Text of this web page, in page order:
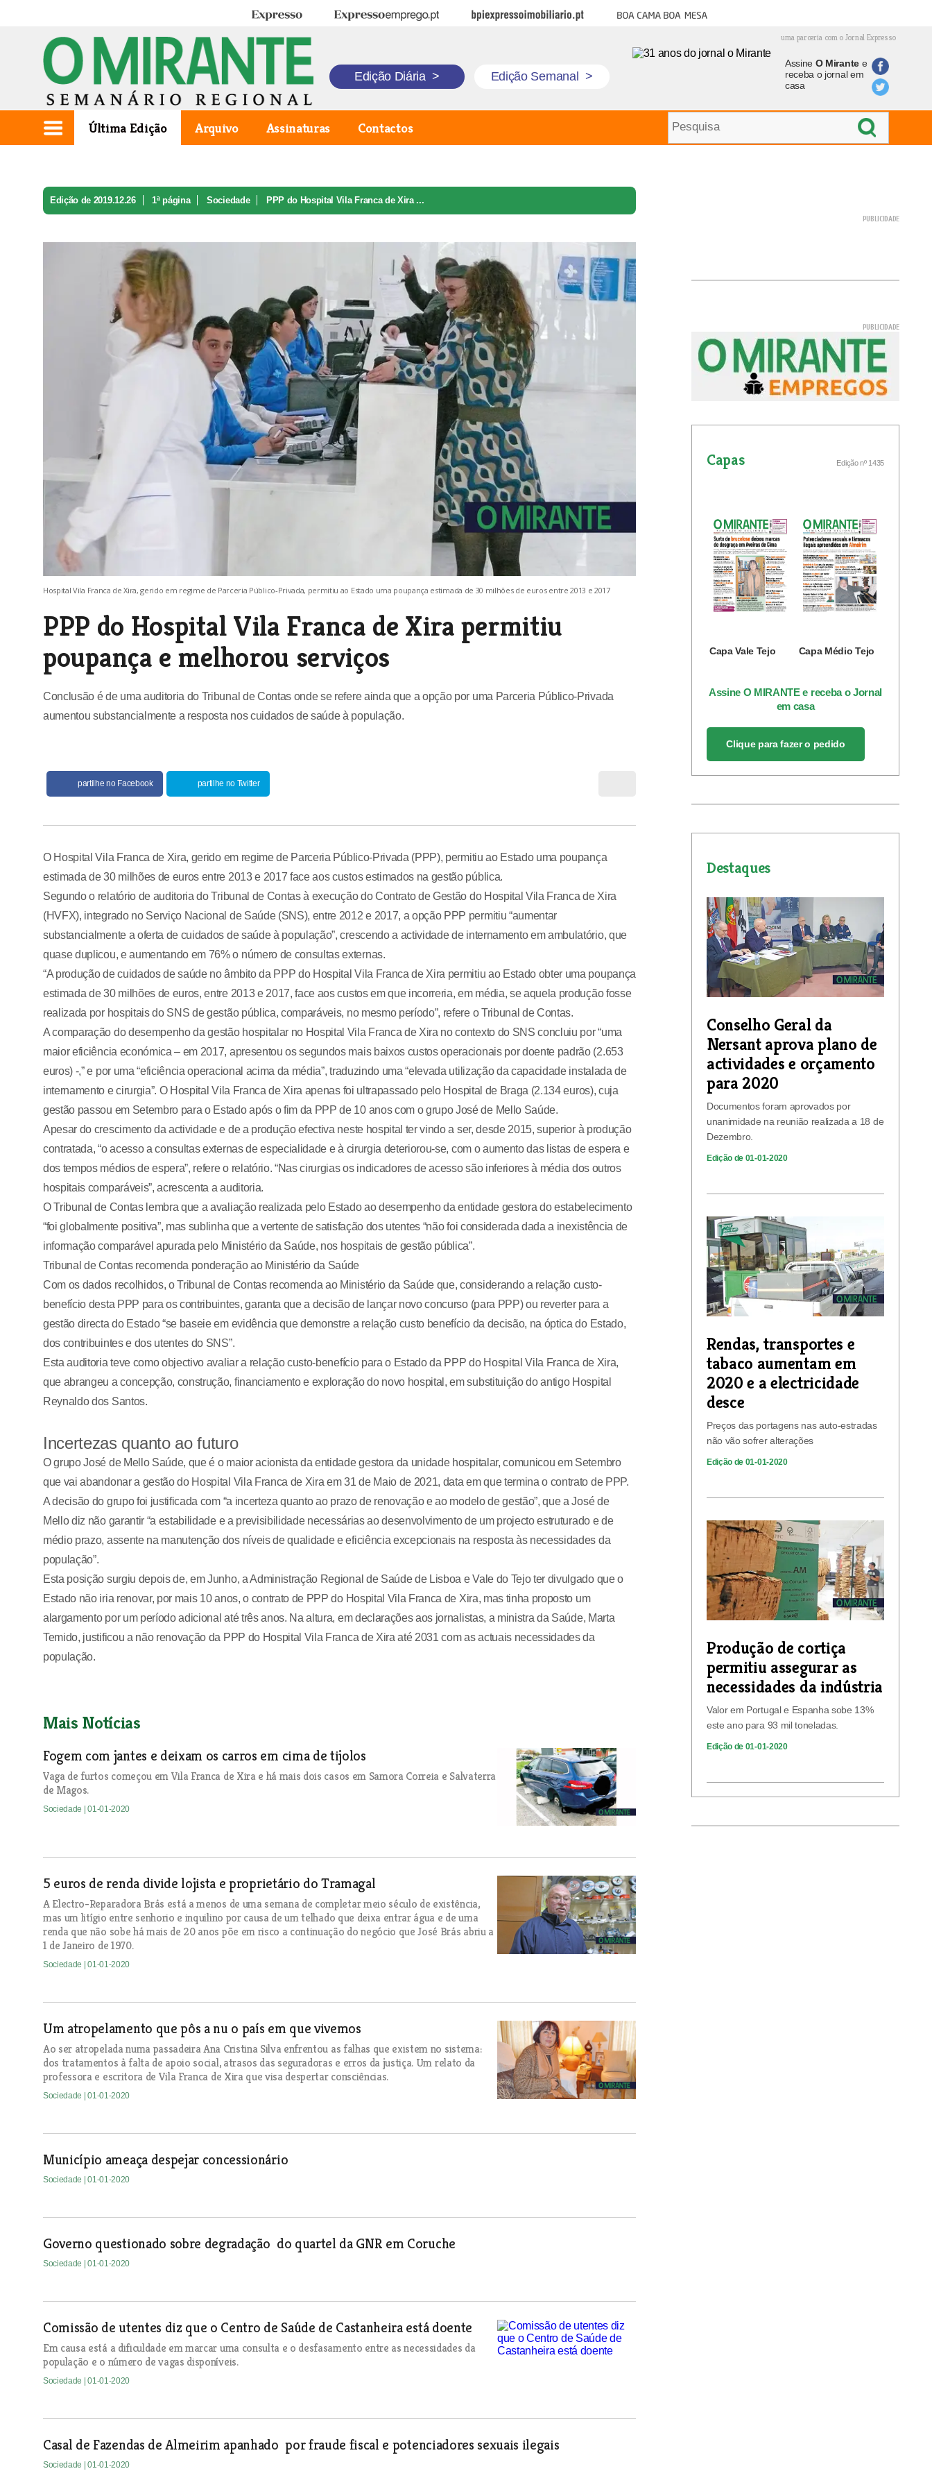
Expresso Expresso Emprego BPI Expresso Imobiliário Boa cama boa mesa
uma parceria com o Jornal Expresso
Edição Diária > Edição Semanal >
Assine O Mirantee
receba o jornal em
casa
Última Edição Arquivo Assinaturas Contactos
Edição de 2019.12.26 1ª página Sociedade PPP do Hospital Vila Franca de Xira ...
Hospital Vila Franca de Xira, gerido em regime de Parceria Público-Privada, permitiu ao Estado uma poupança estimada de 30 milhões de euros entre 2013 e 2017
PPP do Hospital Vila Franca de Xira permitiu
poupança e melhorou serviços
Conclusão é de uma auditoria do Tribunal de Contas onde se refere ainda que a opção por uma Parceria Público-Privada
aumentou substancialmente a resposta nos cuidados de saúde à população.
partilhe no Facebook partilhe no Twitter
O Hospital Vila Franca de Xira, gerido em regime de Parceria Público-Privada (PPP), permitiu ao Estado uma poupança
estimada de 30 milhões de euros entre 2013 e 2017 face aos custos estimados na gestão pública.
Segundo o relatório de auditoria do Tribunal de Contas à execução do Contrato de Gestão do Hospital Vila Franca de Xira
(HVFX), integrado no Serviço Nacional de Saúde (SNS), entre 2012 e 2017, a opção PPP permitiu “aumentar
substancialmente a oferta de cuidados de saúde à população”, crescendo a actividade de internamento em ambulatório, que
quase duplicou, e aumentando em 76% o número de consultas externas.
“A produção de cuidados de saúde no âmbito da PPP do Hospital Vila Franca de Xira permitiu ao Estado obter uma poupança
estimada de 30 milhões de euros, entre 2013 e 2017, face aos custos em que incorreria, em média, se aquela produção fosse
realizada por hospitais do SNS de gestão pública, comparáveis, no mesmo período”, refere o Tribunal de Contas.
A comparação do desempenho da gestão hospitalar no Hospital Vila Franca de Xira no contexto do SNS concluiu por “uma
maior eficiência económica – em 2017, apresentou os segundos mais baixos custos operacionais por doente padrão (2.653
euros) -,” e por uma “eficiência operacional acima da média”, traduzindo uma “elevada utilização da capacidade instalada de
internamento e cirurgia”. O Hospital Vila Franca de Xira apenas foi ultrapassado pelo Hospital de Braga (2.134 euros), cuja
gestão passou em Setembro para o Estado após o fim da PPP de 10 anos com o grupo José de Mello Saúde.
Apesar do crescimento da actividade e de a produção efectiva neste hospital ter vindo a ser, desde 2015, superior à produção
contratada, “o acesso a consultas externas de especialidade e à cirurgia deteriorou-se, com o aumento das listas de espera e
dos tempos médios de espera”, refere o relatório. “Nas cirurgias os indicadores de acesso são inferiores à média dos outros
hospitais comparáveis”, acrescenta a auditoria.
O Tribunal de Contas lembra que a avaliação realizada pelo Estado ao desempenho da entidade gestora do estabelecimento
“foi globalmente positiva”, mas sublinha que a vertente de satisfação dos utentes “não foi considerada dada a inexistência de
informação comparável apurada pelo Ministério da Saúde, nos hospitais de gestão pública”.
Tribunal de Contas recomenda ponderação ao Ministério da Saúde
Com os dados recolhidos, o Tribunal de Contas recomenda ao Ministério da Saúde que, considerando a relação custo-
benefício desta PPP para os contribuintes, garanta que a decisão de lançar novo concurso (para PPP) ou reverter para a
gestão directa do Estado “se baseie em evidência que demonstre a relação custo benefício da decisão, na óptica do Estado,
dos contribuintes e dos utentes do SNS”.
Esta auditoria teve como objectivo avaliar a relação custo-benefício para o Estado da PPP do Hospital Vila Franca de Xira,
que abrangeu a concepção, construção, financiamento e exploração do novo hospital, em substituição do antigo Hospital
Reynaldo dos Santos.
Incertezas quanto ao futuro
O grupo José de Mello Saúde, que é o maior acionista da entidade gestora da unidade hospitalar, comunicou em Setembro
que vai abandonar a gestão do Hospital Vila Franca de Xira em 31 de Maio de 2021, data em que termina o contrato de PPP.
A decisão do grupo foi justificada com “a incerteza quanto ao prazo de renovação e ao modelo de gestão”, que a José de
Mello diz não garantir “a estabilidade e a previsibilidade necessárias ao desenvolvimento de um projecto estruturado e de
médio prazo, assente na manutenção dos níveis de qualidade e eficiência excepcionais na resposta às necessidades da
população”.
Esta posição surgiu depois de, em Junho, a Administração Regional de Saúde de Lisboa e Vale do Tejo ter divulgado que o
Estado não iria renovar, por mais 10 anos, o contrato de PPP do Hospital Vila Franca de Xira, mas tinha proposto um
alargamento por um período adicional até três anos. Na altura, em declarações aos jornalistas, a ministra da Saúde, Marta
Temido, justificou a não renovação da PPP do Hospital Vila Franca de Xira até 2031 com as actuais necessidades da
população.
Mais Notícias
Fogem com jantes e deixam os carros em cima de tijolos
Vaga de furtos começou em Vila Franca de Xira e há mais dois casos em Samora Correia e Salvaterra
de Magos.
Sociedade | 01-01-2020
5 euros de renda divide lojista e proprietário do Tramagal
A Electro-Reparadora Brás está a menos de uma semana de completar meio século de existência,
mas um litígio entre senhorio e inquilino por causa de um telhado que deixa entrar água e de uma
renda que não sobe há mais de 20 anos põe em risco a continuação do negócio que José Brás abriu a
1 de Janeiro de 1970.
Sociedade | 01-01-2020
Um atropelamento que pôs a nu o país em que vivemos
Ao ser atropelada numa passadeira Ana Cristina Silva enfrentou as falhas que existem no sistema:
dos tratamentos à falta de apoio social, atrasos das seguradoras e erros da justiça. Um relato da
professora e escritora de Vila Franca de Xira que visa despertar consciências.
Sociedade | 01-01-2020
Município ameaça despejar concessionário
Sociedade | 01-01-2020
Governo questionado sobre degradação do quartel da GNR em Coruche
Sociedade | 01-01-2020
Comissão de utentes diz que o Centro de Saúde de Castanheira está doente
Em causa está a dificuldade em marcar uma consulta e o desfasamento entre as necessidades da
população e o número de vagas disponíveis.
Sociedade | 01-01-2020
Casal de Fazendas de Almeirim apanhado por fraude fiscal e potenciadores sexuais ilegais
Sociedade | 01-01-2020
Capas Edição nº 1435
Capa Vale Tejo Capa Médio Tejo
Assine O MIRANTE e receba o Jornal
em casa
Clique para fazer o pedido
Destaques
Conselho Geral da
Nersant aprova plano de
actividades e orçamento
para 2020
Documentos foram aprovados por
unanimidade na reunião realizada a 18 de
Dezembro.
Edição de 01-01-2020
Rendas, transportes e
tabaco aumentam em
2020 e a electricidade
desce
Preços das portagens nas auto-estradas
não vão sofrer alterações
Edição de 01-01-2020
Produção de cortiça
permitiu assegurar as
necessidades da indústria
Valor em Portugal e Espanha sobe 13%
este ano para 93 mil toneladas.
Edição de 01-01-2020